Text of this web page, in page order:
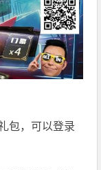
包，可以登录